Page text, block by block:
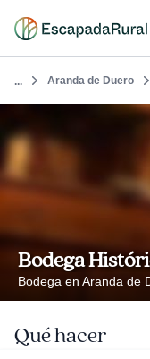
... Aranda de Duero
Bodega
Bodega en Aranda de
Qué hacer